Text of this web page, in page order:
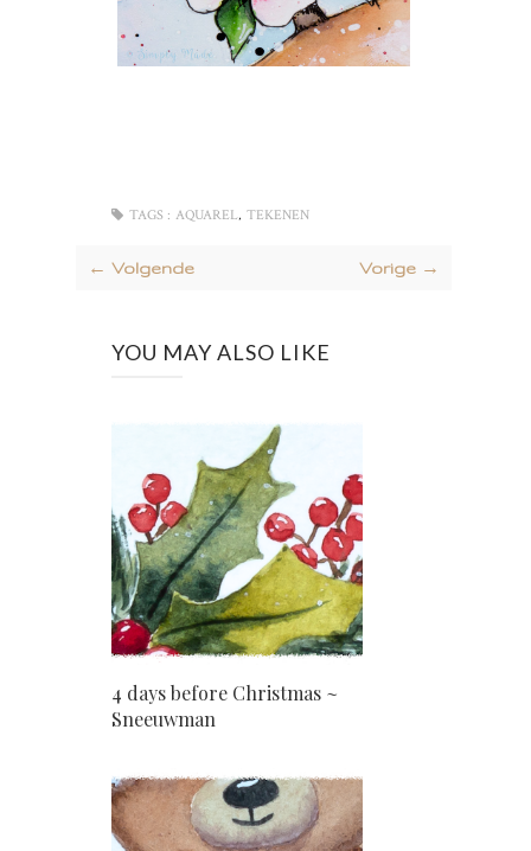
TAGS : AQUAREL, TEKENEN
← Volgende Vorige →
YOU MAY ALSO LIKE
4 days before Christmas ~
Sneeuwman